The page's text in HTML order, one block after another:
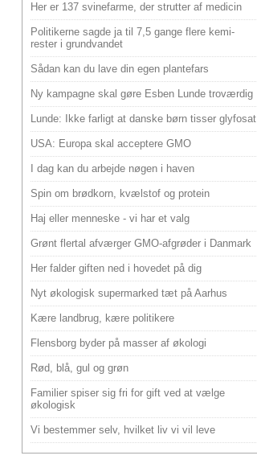
Her er 137 svinefarme, der strutter af medicin
Politikerne sagde ja til 7,5 gange flere kemi-
rester i grundvandet
Sådan kan du lave din egen plantefars
Ny kampagne skal gøre Esben Lunde troværdig
Lunde: Ikke farligt at danske børn tisser glyfosat
USA: Europa skal acceptere GMO
I dag kan du arbejde nøgen i haven
Spin om brødkorn, kvælstof og protein
Haj eller menneske - vi har et valg
Grønt flertal afværger GMO-afgrøder i Danmark
Her falder giften ned i hovedet på dig
Nyt økologisk supermarked tæt på Aarhus
Kære landbrug, kære politikere
Flensborg byder på masser af økologi
Rød, blå, gul og grøn
Familier spiser sig fri for gift ved at vælge
økologisk
Vi bestemmer selv, hvilket liv vi vil leve